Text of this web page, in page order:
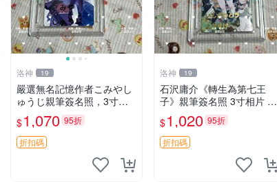
洛神 19
嚴選無名記憶作者こみやし
ゅうじ親筆簽名照，3寸尺
寸附原裝卡榫，收藏級真
跡。支持權威鑒定，包相框
精美包裝郵遞。 無名記憶
こみやしゅうじ 照片
$1,070 95折
折扣碼
洛神 19
石沢庸介《轉生為第七王
子》親筆簽名照 3寸相片 面
簽正品 包相框 轉生為第七
王子 石沢庸介 周邊
$1,020 95折
折扣碼